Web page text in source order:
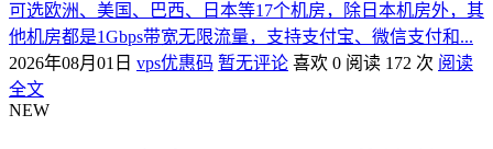
可选欧洲、美国、巴西、日本等17个机房，除日本机房外，其
他机房都是1Gbps带宽无限流量，支持支付宝、微信支付和...
2026年08月01日 vps优惠码 暂无评论 喜欢 0 阅读 172 次 阅读
全文
NEW